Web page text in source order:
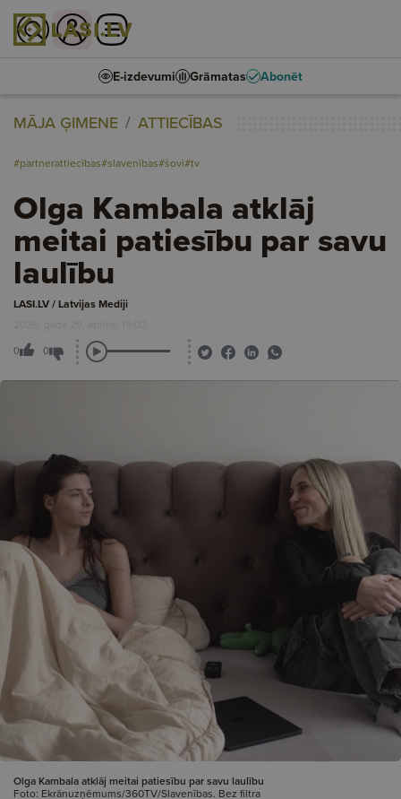
E-izdevumi Grāmatas Abonēt
MĀJA ĢIMENE ATTIECĪBAS
#partnerattiecības#slavenības#šovi#tv
Olga Kambala atklāj
meitai patiesību par savu
laulību
LASI.LV / Latvijas Mediji
2026. gada 29. aprīlis, 19:03
0 0
Olga Kambala atklāj meitai patiesību par savu laulību
Foto: Ekrānuzņēmums/360TV/Slavenības. Bez filtra